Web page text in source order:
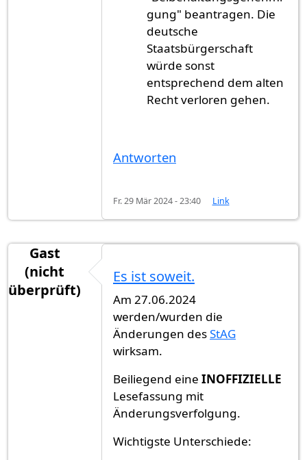
gung" beantragen. Die
deutsche
Staatsbürgerschaft
würde sonst
entsprechend dem alten
Recht verloren gehen.
Antworten
Fr. 29 Mär 2024 - 23:40 Link
Gast
(nicht
überprüft)
Es ist soweit.
Am 27.06.2024
werden/wurden die
Änderungen desStAG
wirksam.
Beiliegend eine INOFFIZIELLE
Lesefassung mit
Änderungsverfolgung.
Wichtigste Unterschiede: